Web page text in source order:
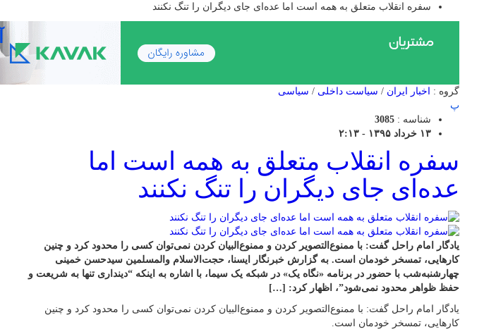
سفره انقلاب متعلق به همه است اما عده‌ای جای دیگران را تنگ نکنند
گروه : اخبار ایران / سیاست داخلی / سیاسی
پ
شناسه : 3085
۱۳ خرداد ۱۳۹۵ - ۲:۱۳
سفره انقلاب متعلق به همه است اما
عده‌ای جای دیگران را تنگ نکنند
یادگار امام راحل گفت: با ممنوع‌التصویر کردن و ممنوع‌البیان کردن نمی‌توان کسی را محدود کرد و چنین
کارهایی، تمسخر خودمان است. به گزارش خبرنگار ایسنا، حجت‌الاسلام والمسلمین سیدحسن خمینی
چهارشنبه‌شب با حضور در برنامه «نگاه یک» در شبکه یک سیما، با اشاره به اینکه “دینداری تنها به شریعت و
حفظ ظواهر محدود نمی‌شود”، اظهار کرد: […]
یادگار امام راحل گفت: با ممنوع‌التصویر کردن و ممنوع‌البیان کردن نمی‌توان کسی را محدود کرد و چنین
کارهایی، تمسخر خودمان است.